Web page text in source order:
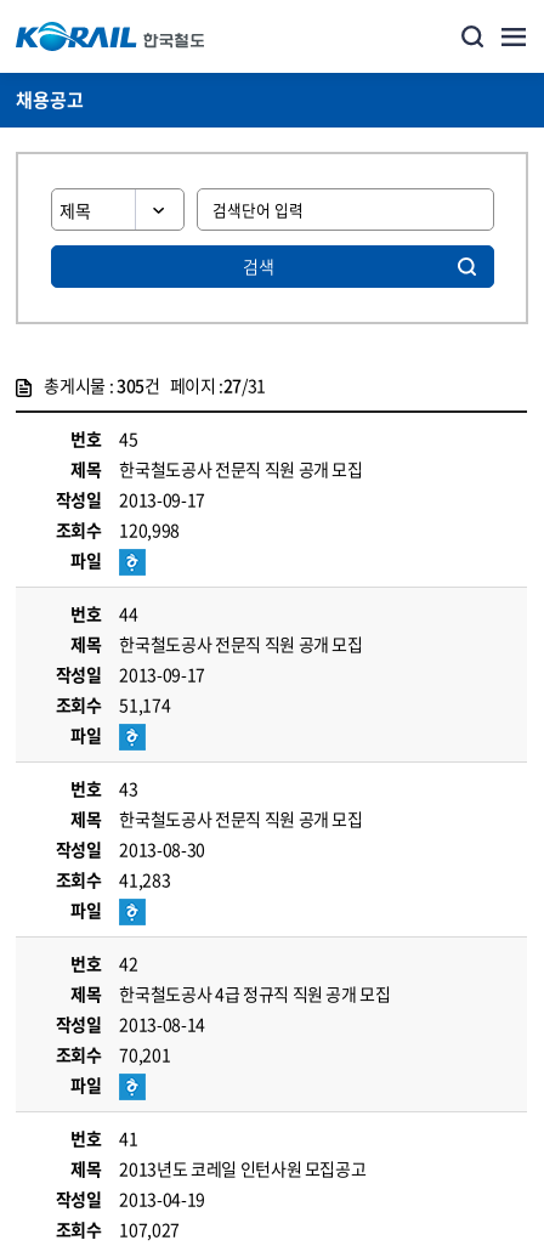
채용공고
검색
총게시물 :305건 페이지 :27/31
번호
45
제목
한국철도공사 전문직 직원 공개 모집
작성일
2013-09-17
조회수
120,998
파일
번호
44
제목
한국철도공사 전문직 직원 공개 모집
작성일
2013-09-17
조회수
51,174
파일
번호
43
제목
한국철도공사 전문직 직원 공개 모집
작성일
2013-08-30
조회수
41,283
파일
번호
42
제목
한국철도공사 4급 정규직 직원 공개 모집
작성일
2013-08-14
조회수
70,201
파일
번호
41
제목
2013년도 코레일 인턴사원 모집공고
작성일
2013-04-19
조회수
107,027